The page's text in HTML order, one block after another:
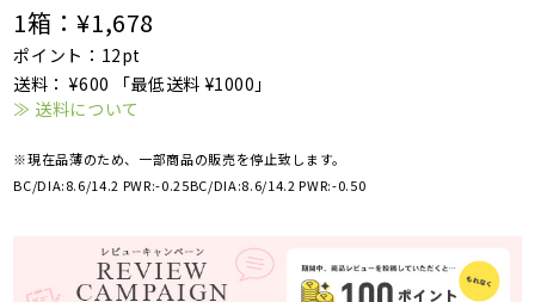
1箱：¥1,678
ポイント：12pt
送料： ¥600 「最低送料 ¥1000」
≫ 送料について
※現在品薄のため、一部商品の販売を停止致します。
BC/DIA:8.6/14.2 PWR:-0.25BC/DIA:8.6/14.2 PWR:-0.50